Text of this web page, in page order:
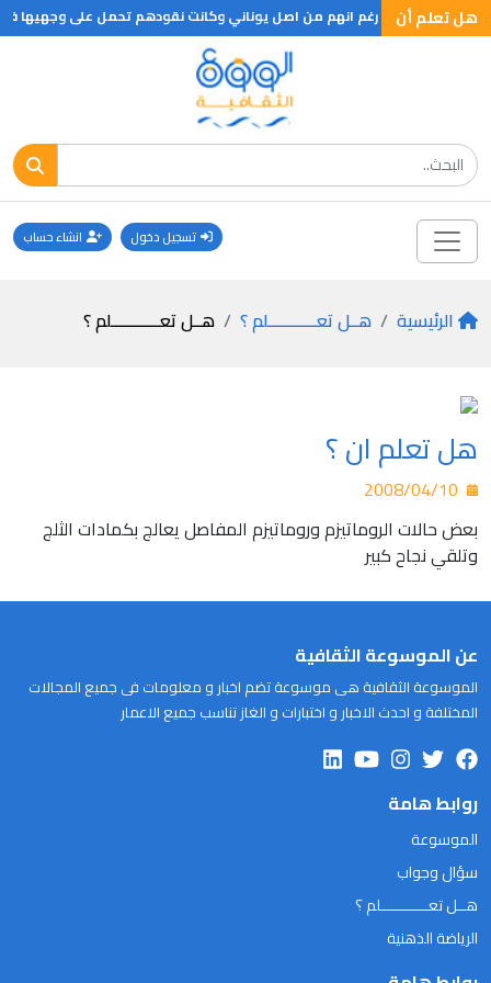
هل تعلم أن
تركيا الحاليه رغم انهم من اصل يوناني وكانت نقودهم تحمل على وجهيها
تسجيل دخول انشاء حساب
الرئيسية هــل تعـــــــــــلم ؟ هــل تعـــــــــــلم ؟
هل تعلم ان ؟
بعض حالات الروماتيزم وروماتيزم المفاصل يعالج بكمادات الثلج
وتلقي نجاح كبير
عن الموسوعة الثقافية
الموسوعة الثقافية هى موسوعة تضم اخبار و معلومات فى جميع المجالات
المختلفة و احدث الاخبار و اختبارات و الغاز تناسب جميع الاعمار
روابط هامة
الموسوعة
سؤال وجواب
هــل تعـــــــــــلم ؟
الرياضة الذهنية